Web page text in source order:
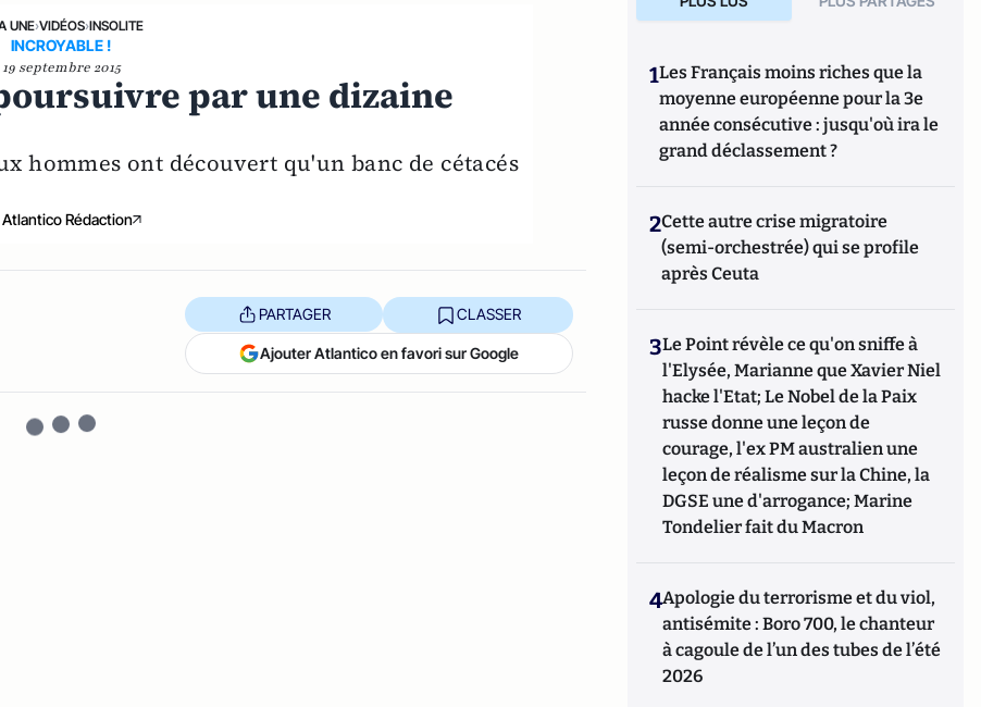
UNE›VIDÉOS›INSOLITE
INCROYABLE !
19 septembre 2015
par une dizaine
hommes ont découvert qu'un banc de cétacés
Atlantico Rédaction
PARTAGER CLASSER
Ajouter Atlantico en favori sur Google
1Les Français moins riches que la
moyenne européenne pour la 3e
année consécutive : jusqu'où ira le
grand déclassement ?
2Cette autre crise migratoire
(semi-orchestrée) qui se profile
après Ceuta
3Le Point révèle ce qu'on sniffe à
l'Elysée, Marianne que Xavier Niel
hacke l'Etat; Le Nobel de la Paix
russe donne une leçon de
courage, l'ex PM australien une
leçon de réalisme sur la Chine, la
DGSE une d'arrogance; Marine
Tondelier fait du Macron
4Apologie du terrorisme et du viol,
antisémite : Boro 700, le chanteur
à cagoule de l’un des tubes de l’été
2026